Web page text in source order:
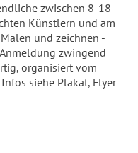
zwischen 8-18
Künstlern und am
und zeichnen -
zwingend
organisiert vom
Infos siehe Plakat, Flyer